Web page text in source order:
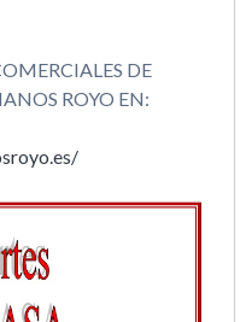
DE
ROYO EN: